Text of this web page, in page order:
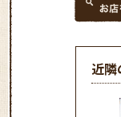
近隣